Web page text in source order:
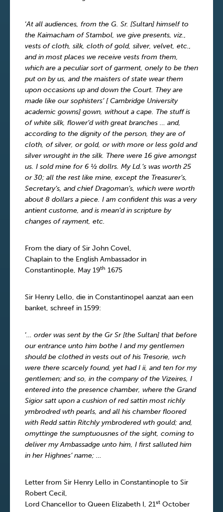
‘At all audiences, from the G. Sr. [Sultan] himself to
the Kaimacham of Stambol, we give presents, viz.,
vests of cloth, silk, cloth of gold, silver, velvet, etc.,
and in most places we receive vests from them,
which are a peculiar sort of garment, onely to be then
put on by us, and the maisters of state wear them
upon occasions up and down the Court. They are
made like our sophisters’ [ Cambridge University
academic gowns] gown, without a cape. The stuff is
of white silk, flower’d with great branches … and,
according to the dignity of the person, they are of
cloth, of silver, or gold, or with more or less gold and
silver wrought in the silk. There were 16 give amongst
us. I sold mine for 6 ½ dollrs. My Ld.’s was worth 25
or 30; all the rest like mine, except the Treasurer’s,
Secretary’s, and chief Dragoman’s, which were worth
about 8 dollars a piece. I am confident this was a very
antient custome, and is mean’d in scripture by
changes of rayment, etc.
From the diary of Sir John Covel,
Chaplain to the English Ambassador in
Constantinople, May 19th 1675
Sir Henry Lello, die in Constantinopel aanzat aan een
banket, schreef in 1599:
‘… order was sent by the Gr Sr [the Sultan] that before
our entrance unto him bothe I and my gentlemen
should be clothed in vests out of his Tresorie, wch
were there scarcely found, yet had I ii, and ten for my
gentlemen; and so, in the company of the Vizeires, I
entered into the presence chamber, where the Grand
Sigior satt upon a cushion of red sattin most richly
ymbrodred wth pearls, and all his chamber floored
with Redd sattin Ritchly ymbrodered wth gould; and,
omyttinge the sumptuousnes of the sight, coming to
deliver my Ambassadge unto him, I first salluted him
in her Highnes’ name; …
Letter from Sir Henry Lello in Constantinople to Sir
Robert Cecil,
Lord Chancellor to Queen Elizabeth I, 21st October